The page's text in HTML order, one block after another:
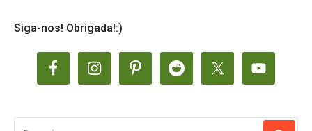
Siga-nos! Obrigada!:)